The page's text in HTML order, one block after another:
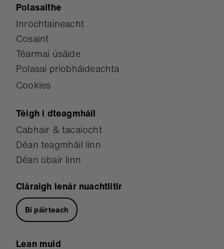
Polasaithe
Inrochtaineacht
Cosaint
Téarmaí úsáide
Polasaí príobháideachta
Cookies
Téigh i dteagmháil
Cabhair & tacaíocht
Déan teagmháil linn
Déan obair linn
Cláraigh lenár nuachtlitir
Bí páirteach
Lean muid